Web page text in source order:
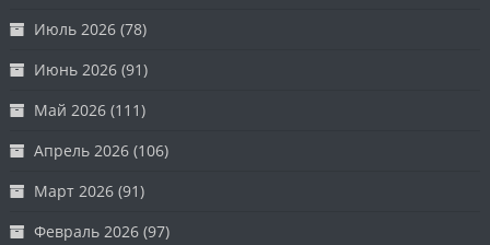
Июль 2026 (78)
Июнь 2026 (91)
Май 2026 (111)
Апрель 2026 (106)
Март 2026 (91)
Февраль 2026 (97)